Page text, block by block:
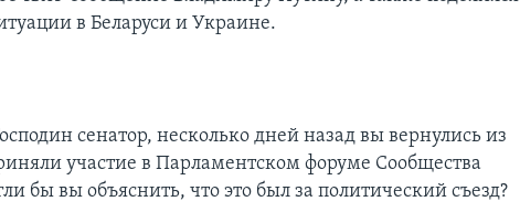
в Беларуси и Украине.
сенатор, несколько дней назад вы вернулись из
участие в Парламентском форуме Сообщества
бы вы объяснить, что это был за политический съезд?